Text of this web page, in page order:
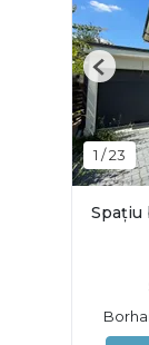
1 /23
Spațiu